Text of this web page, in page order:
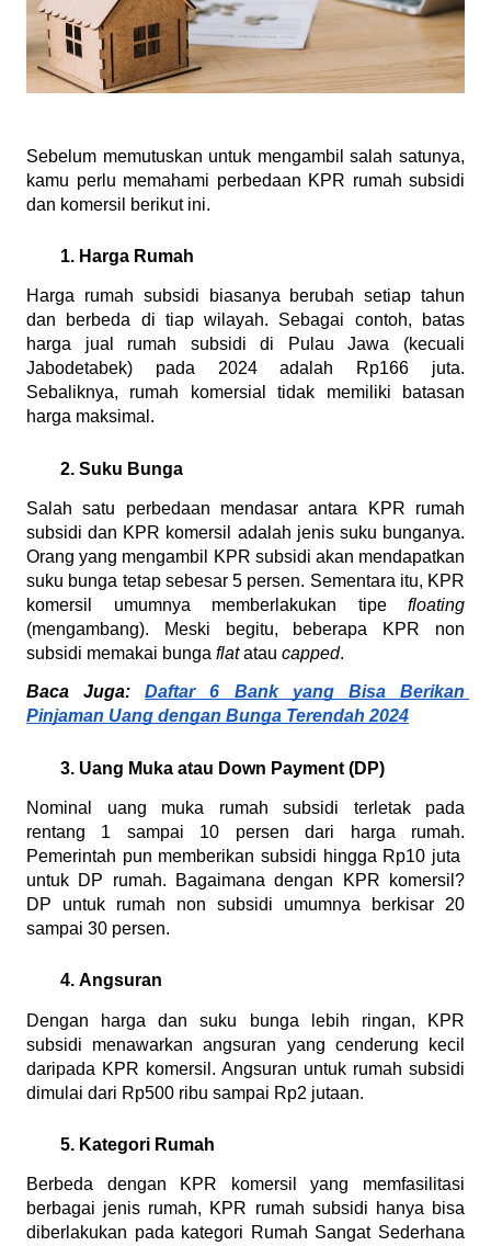
Sebelum memutuskan untuk mengambil salah satunya,
kamu perlu memahami perbedaan KPR rumah subsidi
dan komersil berikut ini.
Harga Rumah
Harga rumah subsidi biasanya berubah setiap tahun
dan berbeda di tiap wilayah. Sebagai contoh, batas
harga jual rumah subsidi di Pulau Jawa (kecuali
Jabodetabek) pada 2024 adalah Rp166 juta.
Sebaliknya, rumah komersial tidak memiliki batasan
harga maksimal.
Suku Bunga
Salah satu perbedaan mendasar antara KPR rumah
subsidi dan KPR komersil adalah jenis suku bunganya.
Orang yang mengambil KPR subsidi akan mendapatkan
suku bunga tetap sebesar 5 persen. Sementara itu, KPR
komersil umumnya memberlakukan tipe
(mengambang). Meski begitu, beberapa KPR non
subsidi memakai bunga flat atau capped.
Baca Juga: Daftar 6 Bank yang Bisa Berikan
Pinjaman Uang dengan Bunga Terendah 2024
Uang Muka atau Down Payment (DP)
Nominal uang muka rumah subsidi terletak pada
rentang 1 sampai 10 persen dari harga rumah.
Pemerintah pun memberikan subsidi hingga Rp10 juta
untuk DP rumah. Bagaimana dengan KPR komersil?
DP untuk rumah non subsidi umumnya berkisar 20
sampai 30 persen.
Angsuran
Dengan harga dan suku bunga lebih ringan, KPR
subsidi menawarkan angsuran yang cenderung kecil
daripada KPR komersil. Angsuran untuk rumah subsidi
dimulai dari Rp500 ribu sampai Rp2 jutaan.
Kategori Rumah
Berbeda dengan KPR komersil yang memfasilitasi
berbagai jenis rumah, KPR rumah subsidi hanya bisa
diberlakukan pada kategori Rumah Sangat Sederhana